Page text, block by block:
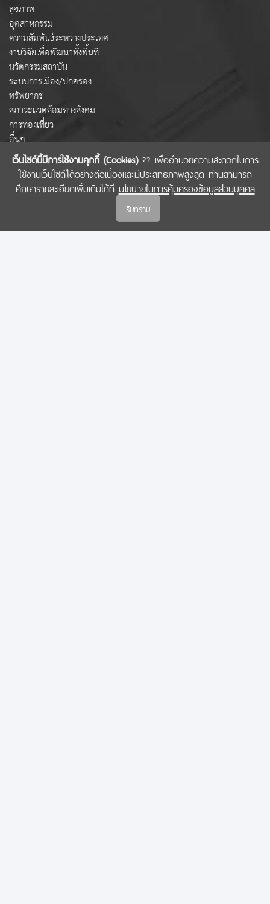
เว็บไซต์นี้มีการใช้งานคุกกี้ (Cookies)?? เพื่ออำนวยความสะดวกในการ
ใช้งานเว็บไซต์ได้อย่างต่อเนื่องและมีประสิทธิภาพสูงสุด ท่านสามารถ
ศึกษารายละเอียดเพิ่มเติมได้ที่ นโยบายในการคุ้มครองข้อมูลส่วนบุคคล
รับทราบ
สุขภาพ
อุตสาหกรรม
ความสัมพันธ์ระหว่างประเทศ
งานวิจัยเพื่อพัฒนาทั้งพื้นที่
นวัตกรรมสถาบัน
ระบบการเมือง/ปกครอง
ทรัพยากร
สภาวะแวดล้อมทางสังคม
การท่องเที่ยว
อื่นๆ
COPYRIGHT © 2022 สำนักงานคณะกรรมการส่งเสริมวิทยาศาสตร์ วิจัยและนวัตกรรม
(สกสว.)
นโยบายในการคุ้มครองข้อมูลส่วนบุคคล